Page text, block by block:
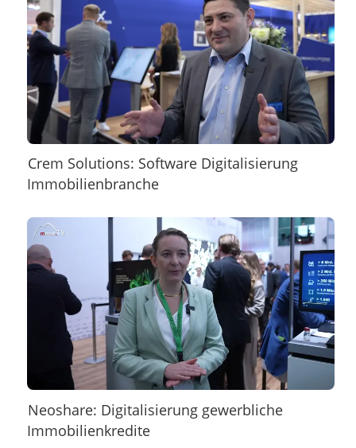
Crem Solutions: Software Digitalisierung
Immobilienbranche
Neoshare: Digitalisierung gewerbliche
Immobilienkredite